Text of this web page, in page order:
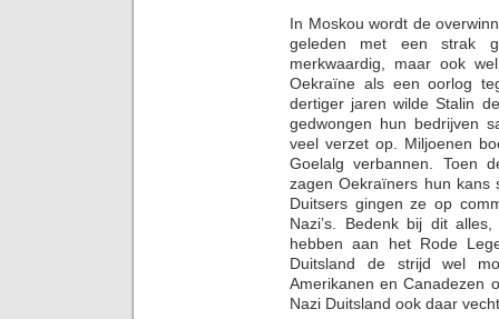
In Moskou wordt de
geleden met een strak
merkwaardig, maar ook
Oekraïne als een oorlog
dertiger jaren wilde Stalin
gedwongen hun bedrijven
veel verzet op. Miljoenen
Goelalg verbannen. Toen
zagen Oekraïners hun kans
Duitsers gingen ze op
Nazi’s. Bedenk bij dit
hebben aan het Rode
Duitsland de strijd wel
Amerikanen en Canadezen
Nazi Duitsland ook daar